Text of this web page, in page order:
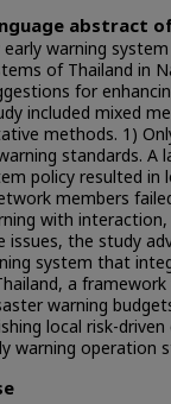
abstract
warning
of Thailand in
for
included mixed
methods. 1)
standards. A
policy resulted in
members
with
issues, the study
system that
a
warning
local risk-
warning operation